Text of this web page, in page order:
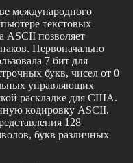
международного
текстовых
ASCII позволяет
Первоначально
7 бит для
букв, чисел от 0
управляющих
раскладке для США.
кодировку ASCII.
128
букв различных